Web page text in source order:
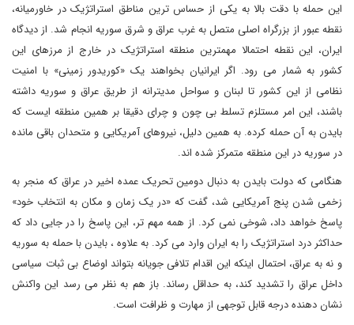
این حمله با دقت بالا به یکی از حساس ترین مناطق استراتژیک در خاورمیانه،
نقطه عبور از بزرگراه اصلی متصل به غرب عراق و شرق سوریه انجام شد. از دیدگاه
ایران، این نقطه احتمالا مهمترین منطقه استراتژیک در خارج از مرزهای این
کشور به شمار می رود. اگر ایرانیان بخواهند یک «کوریدور زمینی» با امنیت
نظامی از این کشور تا لبنان و سواحل مدیترانه از طریق عراق و سوریه داشته
باشند، این امر مستلزم تسلط بی چون و چرای دقیقا بر همین منطقه ایست که
بایدن به آن حمله کرده. به همین دلیل، نیروهای آمریکایی و متحدان باقی مانده
در سوریه در این منطقه متمرکز شده اند.
هنگامی که دولت بایدن به دنبال دومین تحریک عمده اخیر در عراق که منجر به
زخمی شدن پنج آمریکایی شد، گفت که «در یک زمان و مکان به انتخاب خود»
پاسخ خواهد داد، شوخی نمی کرد. از همه مهم تر، این پاسخ را در جایی داد که
حداکثر درد استراتژیک را به ایران وارد می کرد. به علاوه ، بایدن با حمله به سوریه
و نه به عراق، احتمال اینکه این اقدام تلافی جویانه بتواند اوضاع بی ثبات سیاسی
داخل عراق را تشدید کند، به حداقل رساند. باز هم به نظر می رسد این واکنش
نشان دهنده درجه قابل توجهی از مهارت و ظرافت است.